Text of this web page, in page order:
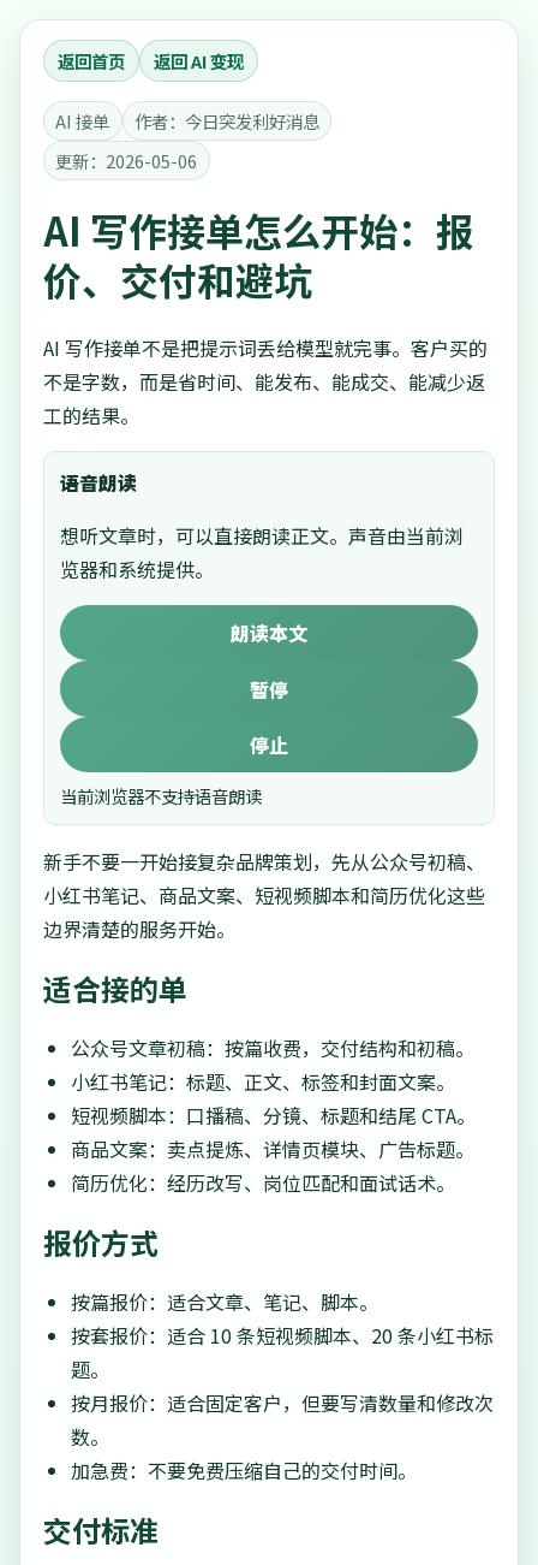
返回首页 返回 AI 变现
AI 接单
作者：今日突发利好消息
更新：2026-05-06
AI 写作接单怎么开始：报
价、交付和避坑
AI 写作接单不是把提示词丢给模型就完事。客户买的
不是字数，而是省时间、能发布、能成交、能减少返
工的结果。
语音朗读
想听文章时，可以直接朗读正文。声音由当前浏
览器和系统提供。
朗读本文
暂停
停止
当前浏览器不支持语音朗读
新手不要一开始接复杂品牌策划，先从公众号初稿、
小红书笔记、商品文案、短视频脚本和简历优化这些
边界清楚的服务开始。
适合接的单
公众号文章初稿：按篇收费，交付结构和初稿。
小红书笔记：标题、正文、标签和封面文案。
短视频脚本：口播稿、分镜、标题和结尾 CTA。
商品文案：卖点提炼、详情页模块、广告标题。
简历优化：经历改写、岗位匹配和面试话术。
报价方式
按篇报价：适合文章、笔记、脚本。
按套报价：适合 10 条短视频脚本、20 条小红书标
题。
按月报价：适合固定客户，但要写清数量和修改次
数。
加急费：不要免费压缩自己的交付时间。
交付标准